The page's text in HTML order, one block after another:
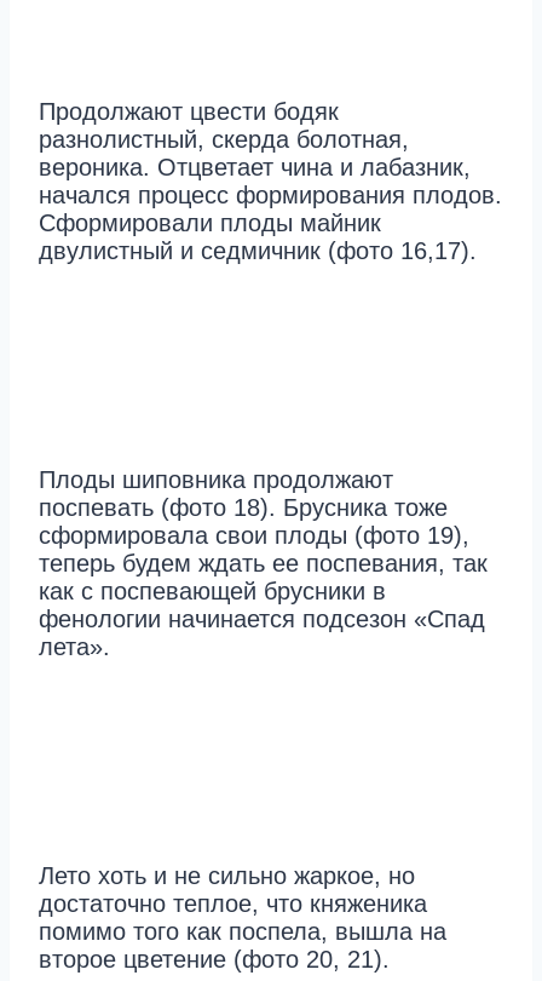
Продолжают цвести бодяк
разнолистный, скерда болотная,
вероника. Отцветает чина и лабазник,
начался процесс формирования плодов.
Сформировали плоды майник
двулистный и седмичник (фото 16,17).
Плоды шиповника продолжают
поспевать (фото 18). Брусника тоже
сформировала свои плоды (фото 19),
теперь будем ждать ее поспевания, так
как с поспевающей брусники в
фенологии начинается подсезон «Спад
лета».
Лето хоть и не сильно жаркое, но
достаточно теплое, что княженика
помимо того как поспела, вышла на
второе цветение (фото 20, 21).